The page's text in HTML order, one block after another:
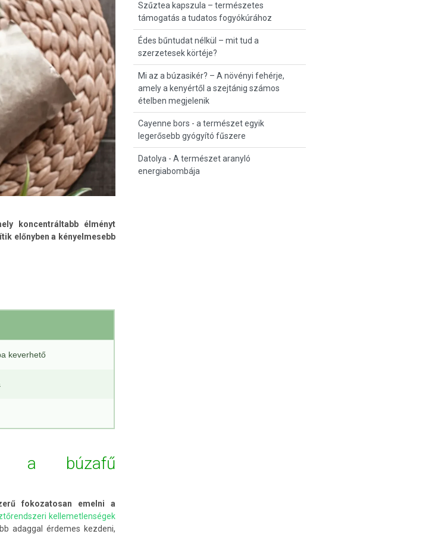
koncentráltabb élményt
előnyben a kényelmesebb
keverhető
a búzafű
fokozatosan emelni a
kellemetlenségek
adaggal érdemes kezdeni,
Szűztea kapszula – természetes
támogatás a tudatos fogyókúrához
Édes bűntudat nélkül – mit tud a
szerzetesek körtéje?
Mi az a búzasikér? – A növényi fehérje,
amely a kenyértől a szejtánig számos
ételben megjelenik
Cayenne bors - a természet egyik
legerősebb gyógyító fűszere
Datolya - A természet aranyló
energiabombája